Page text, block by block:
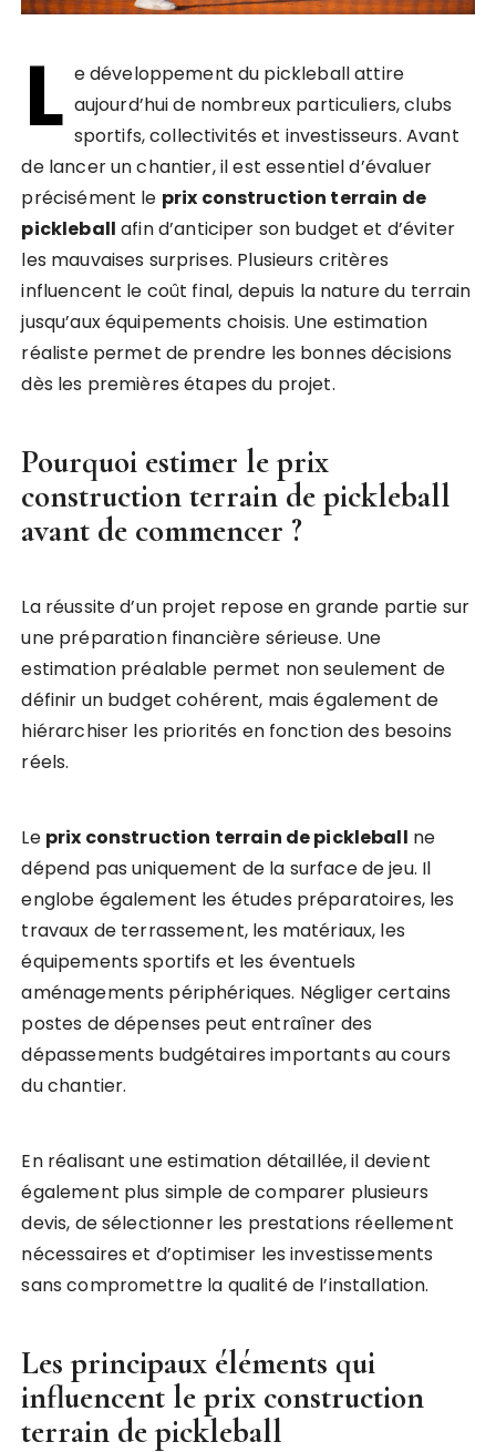
L e développement du pickleball attire
aujourd’hui de nombreux particuliers, clubs
sportifs, collectivités et investisseurs. Avant
de lancer un chantier, il est essentiel d’évaluer
précisément le prix construction terrain de
pickleball afin d’anticiper son budget et d’éviter
les mauvaises surprises. Plusieurs critères
influencent le coût final, depuis la nature du terrain
jusqu’aux équipements choisis. Une estimation
réaliste permet de prendre les bonnes décisions
dès les premières étapes du projet.
Pourquoi estimer leprix
construction terrain de pickleball
avant de commencer ?
La réussite d’un projet repose en grande partie sur
une préparation financière sérieuse. Une
estimation préalable permet non seulement de
définir un budget cohérent, mais également de
hiérarchiser les priorités en fonction des besoins
réels.
Le prix construction terrain de pickleball ne
dépend pas uniquement de la surface de jeu. Il
englobe également les études préparatoires, les
travaux de terrassement, les matériaux, les
équipements sportifs et les éventuels
aménagements périphériques. Négliger certains
postes de dépenses peut entraîner des
dépassements budgétaires importants au cours
du chantier.
En réalisant une estimation détaillée, il devient
également plus simple de comparer plusieurs
devis, de sélectionner les prestations réellement
nécessaires et d’optimiser les investissements
sans compromettre la qualité de l’installation.
Les principaux éléments qui
influencent leprix construction
terrain de pickleball